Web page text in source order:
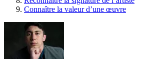
Connaître la valeur d’une œuvre